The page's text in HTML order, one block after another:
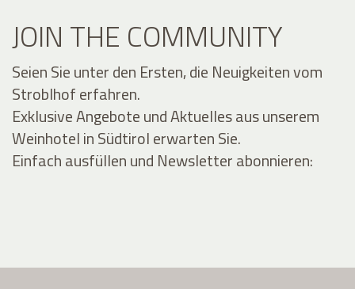
JOIN THE COMMUNITY
Seien Sie unter den Ersten, die Neuigkeiten vom
Stroblhof erfahren.
Exklusive Angebote und Aktuelles aus unserem
Weinhotel in Südtirol erwarten Sie.
Einfach ausfüllen und Newsletter abonnieren: